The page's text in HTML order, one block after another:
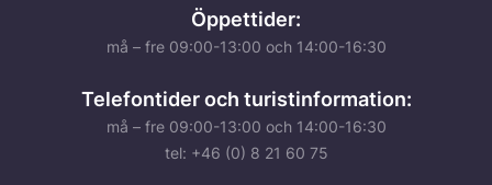
Öppettider:
må – fre 09:00-13:00 och 14:00-16:30
Telefontider och turistinformation:
må – fre 09:00-13:00 och 14:00-16:30
tel: +46 (0) 8 21 60 75